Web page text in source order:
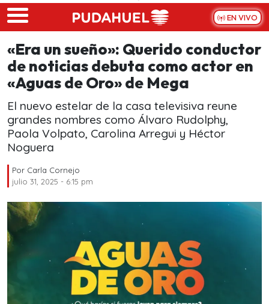
Skip to main content
EN VIVO
«Era un sueño»: Querido conductor
de noticias debuta como actor en
«Aguas de Oro» de Mega
El nuevo estelar de la casa televisiva reune
grandes nombres como Álvaro Rudolphy,
Paola Volpato, Carolina Arregui y Héctor
Noguera
Por Carla Cornejo
julio 31, 2025 - 6:15 pm